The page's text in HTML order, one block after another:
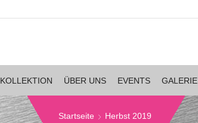
KOLLEKTION ÜBER UNS EVENTS GALERIE
Startseite Herbst 2019